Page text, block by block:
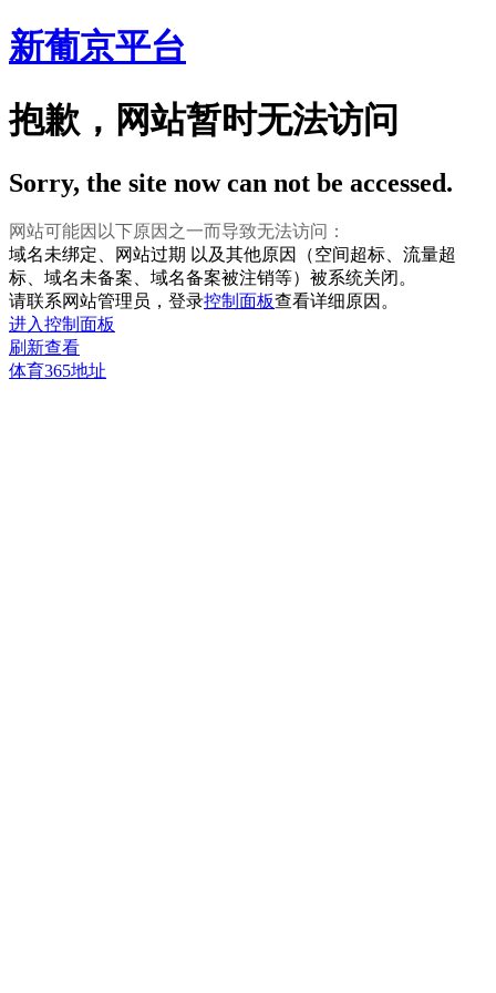
新葡京平台
抱歉，网站暂时无法访问
Sorry, the site now can not be accessed.
网站可能因以下原因之一而导致无法访问：
域名未绑定、网站过期 以及其他原因（空间超标、流量超
标、域名未备案、域名备案被注销等）被系统关闭。
请联系网站管理员，登录控制面板查看详细原因。
进入控制面板
刷新查看
体育365地址